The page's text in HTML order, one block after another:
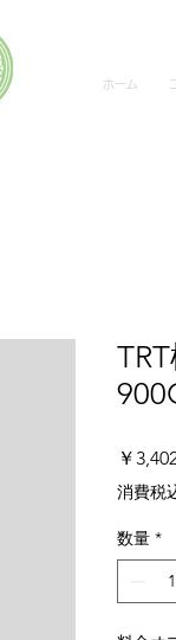
ホーム
￥
消費税
数量 *